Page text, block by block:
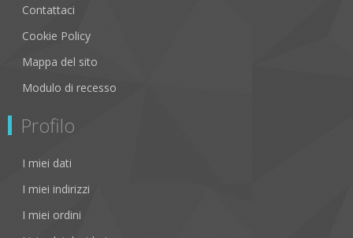
Contattaci
Cookie Policy
Mappa del sito
Modulo di recesso
Profilo
I miei dati
I miei indirizzi
I miei ordini